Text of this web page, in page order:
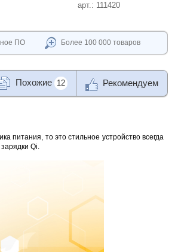
арт.: 111420
ПО Более 100 000 товаров
Похожие 12 Рекомендуем
питания, то это стильное устройство всегда
Qi.